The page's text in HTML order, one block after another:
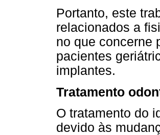
Portanto, este
relacionados a
no que concerne
pacientes
implantes.
Tratamento
O tratamento do
devido às